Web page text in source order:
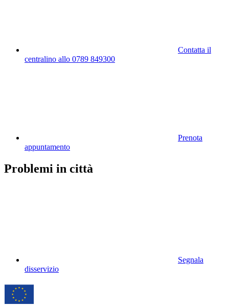
Contatta il
centralino allo 0789 849300
Prenota
appuntamento
Problemi in città
Segnala
disservizio